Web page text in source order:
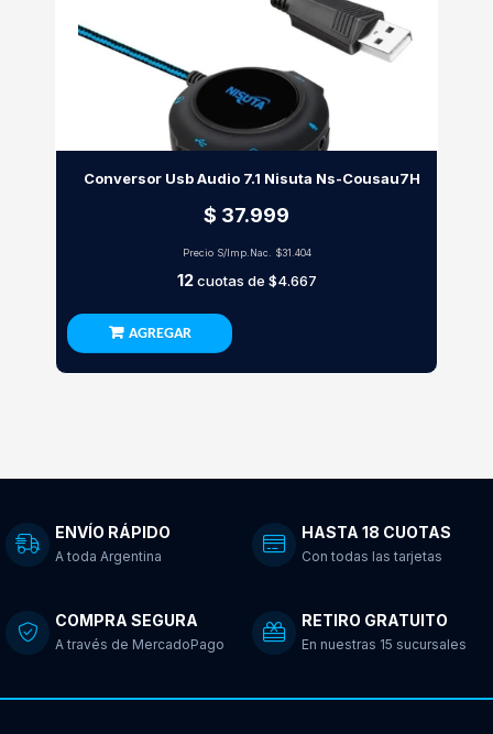
Conversor Usb Audio 7.1 Nisuta Ns-Cousau7H
$ 37.999
Precio S/Imp.Nac. $31.404
12cuotas de $4.667
AGREGAR
ENVÍO RÁPIDO
A toda Argentina
HASTA 18 CUOTAS
Con todas las tarjetas
COMPRA SEGURA
A través de MercadoPago
RETIRO GRATUITO
En nuestras 15 sucursales